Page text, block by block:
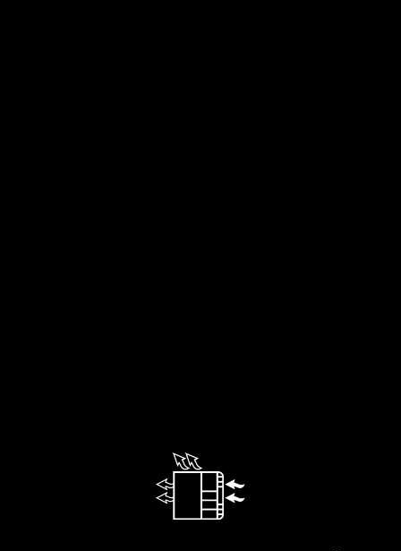
พื้นที่ติดตั้งอุปกรณ์ระบายความ
ร้อน